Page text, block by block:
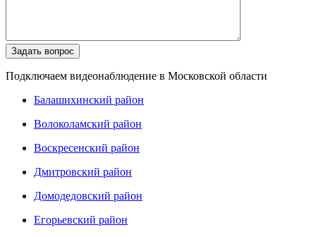
Подключаем видеонаблюдение в Московской области
Балашихинский район
Волоколамский район
Воскресенский район
Дмитровский район
Домодедовский район
Егорьевский район